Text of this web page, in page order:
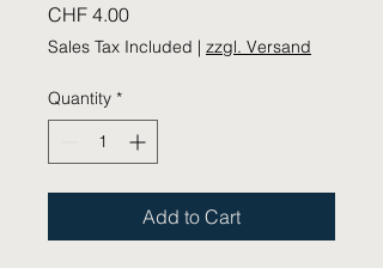
CHF 4.00Price
Sales Tax Included | zzgl. Versand
Quantity *
Add to Cart